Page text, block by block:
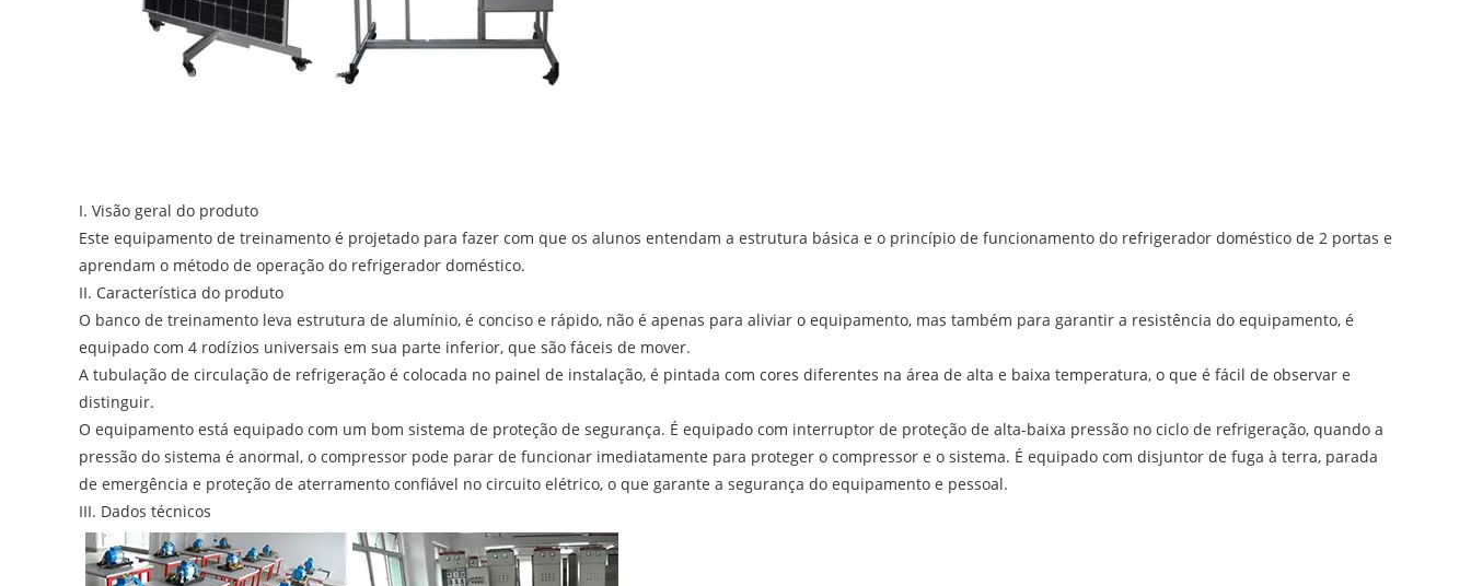
I. Visão geral do produto
Este equipamento de treinamento é projetado para fazer com que os alunos entendam a estrutura básica e o princípio de funcionamento do refrigerador doméstico de 2 portas e
aprendam o método de operação do refrigerador doméstico.
II. Característica do produto
O banco de treinamento leva estrutura de alumínio, é conciso e rápido, não é apenas para aliviar o equipamento, mas também para garantir a resistência do equipamento, é
equipado com 4 rodízios universais em sua parte inferior, que são fáceis de mover.
A tubulação de circulação de refrigeração é colocada no painel de instalação, é pintada com cores diferentes na área de alta e baixa temperatura, o que é fácil de observar e
distinguir.
O equipamento está equipado com um bom sistema de proteção de segurança. É equipado com interruptor de proteção de alta-baixa pressão no ciclo de refrigeração, quando a
pressão do sistema é anormal, o compressor pode parar de funcionar imediatamente para proteger o compressor e o sistema. É equipado com disjuntor de fuga à terra, parada
de emergência e proteção de aterramento confiável no circuito elétrico, o que garante a segurança do equipamento e pessoal.
III. Dados técnicos